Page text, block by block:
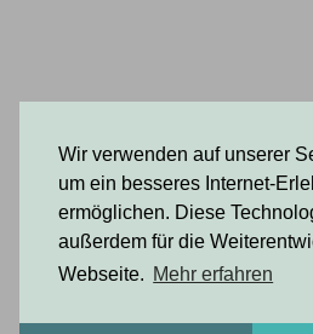
Wir verwenden auf unserer
um ein besseres Internet-
ermöglichen. Diese
außerdem für die
Webseite. Mehr erfahren